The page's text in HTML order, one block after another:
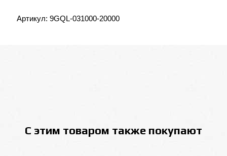
Артикул: 9GQL-031000-20000
С этим товаром также покупают